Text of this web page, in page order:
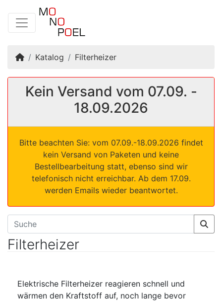
Startseite
Katalog Filterheizer
Kein Versand vom 07.09. -
18.09.2026
Bitte beachten Sie: vom 07.09.-18.09.2026 findet
kein Versand von Paketen und keine
Bestellbearbeitung statt, ebenso sind wir
telefonisch nicht erreichbar. Ab dem 17.09.
werden Emails wieder beantwortet.
Filterheizer
Elektrische Filterheizer reagieren schnell und
wärmen den Kraftstoff auf, noch lange bevor